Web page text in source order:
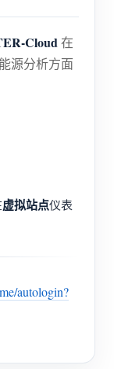
Cloud在
源分析方面
虚拟站点仪表
autologin?